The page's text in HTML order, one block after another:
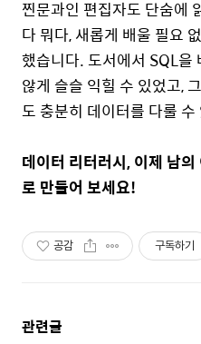
찐문과인 편집자도 단숨에
다 뭐다,새롭게 배울 필요
했습니다.도서에서 SQL을
않게 슬슬 익힐 수 있었고,
도 충분히 데이터를 다룰
데이터 리터러시,이제 남
로 만들어 보세요!
공감 구독하기
관련글